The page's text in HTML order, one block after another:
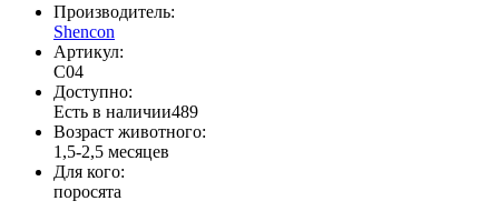
Производитель:
Shencon
Артикул:
C04
Доступно:
Есть в наличии489
Возраст животного:
1,5-2,5 месяцев
Для кого:
поросята